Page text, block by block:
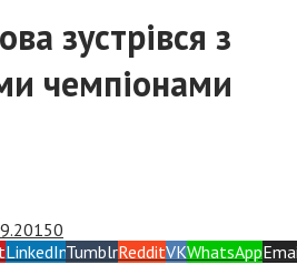
зустрівся з
чемпіонами
0
LinkedInTumblrRedditVKWhatsApp